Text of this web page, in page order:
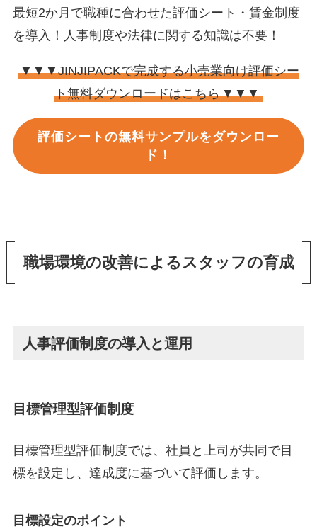
最短2か月で職種に合わせた評価シート・賃金制度
を導入！人事制度や法律に関する知識は不要！
▼▼▼JINJIPACKで完成する小売業向け評価シー
ト無料ダウンロードはこちら▼▼▼
評価シートの無料サンプルをダウンロー
ド！
職場環境の改善によるスタッフの育成
人事評価制度の導入と運用
目標管理型評価制度
目標管理型評価制度では、社員と上司が共同で目
標を設定し、達成度に基づいて評価します。
目標設定のポイント